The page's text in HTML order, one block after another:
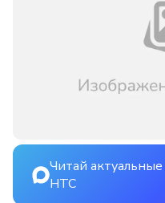
Читай
НТС